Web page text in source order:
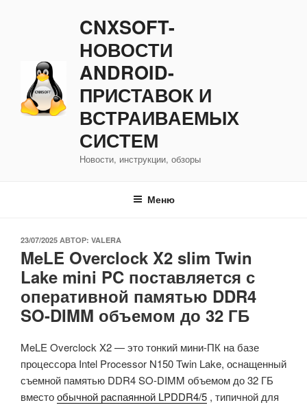
CNXSOFT-
НОВОСТИ
ANDROID-
ПРИСТАВОК И
ВСТРАИВАЕМЫХ
СИСТЕМ
Новости, инструкции, обзоры
Меню
ОПУБЛИКОВАНО
23/07/2025 АВТОР: VALERA
MeLE Overclock X2 slim Twin
Lake mini PC поставляется с
оперативной памятью DDR4
SO-DIMM объемом до 32 ГБ
MeLE Overclock X2 — это тонкий мини-ПК на базе
процессора Intel Processor N150 Twin Lake, оснащенный
съемной памятью DDR4 SO-DIMM объемом до 32 ГБ
вместообычной распаянной LPDDR4/5 , типичной для